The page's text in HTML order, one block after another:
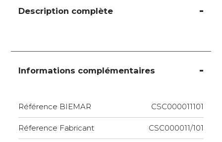
Description complète
Informations complémentaires
Référence BIEMAR CSC000011101
Réference Fabricant CSC000011/101